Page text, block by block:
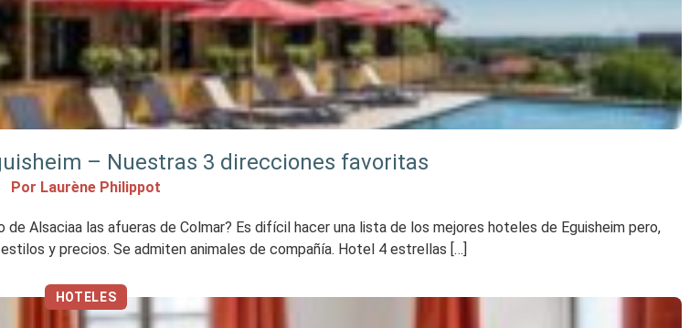
– Nuestras 3 direcciones favoritas
Por Laurène Philippot
Alsaciaa las afueras de Colmar? Es difícil hacer una lista de los mejores hoteles de Eguisheim pero,
y precios. Se admiten animales de compañía. Hotel 4 estrellas […]
HOTELES